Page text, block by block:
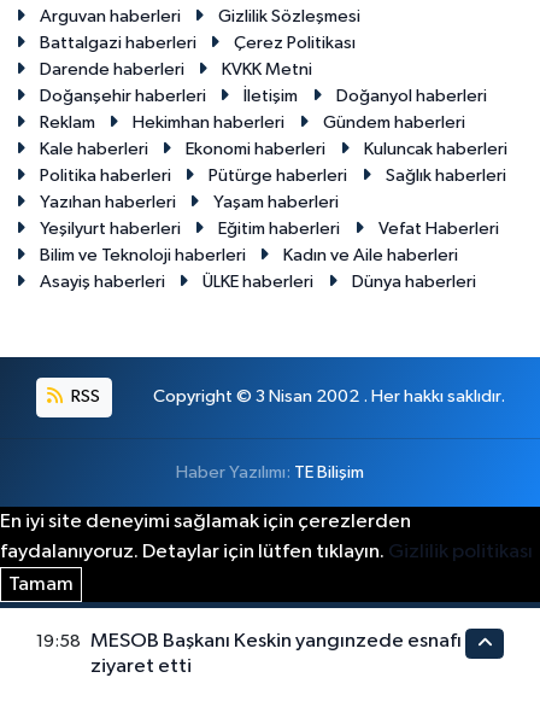
Arguvan haberleri
Gizlilik Sözleşmesi
Battalgazi haberleri
Çerez Politikası
Darende haberleri
KVKK Metni
Doğanşehir haberleri
İletişim
Doğanyol haberleri
Reklam
Hekimhan haberleri
Gündem haberleri
Kale haberleri
Ekonomi haberleri
Kuluncak haberleri
Politika haberleri
Pütürge haberleri
Sağlık haberleri
Yazıhan haberleri
Yaşam haberleri
Yeşilyurt haberleri
Eğitim haberleri
Vefat Haberleri
Bilim ve Teknoloji haberleri
Kadın ve Aile haberleri
Asayiş haberleri
ÜLKE haberleri Dünya haberleri
RSS Copyright © 3 Nisan 2002 . Her hakkı saklıdır.
Haber Yazılımı: TE Bilişim
En iyi site deneyimi sağlamak için çerezlerden
faydalanıyoruz. Detaylar için lütfen tıklayın. Gizlilik politikası
Tamam
19:58
MESOB Başkanı Keskin yangınzede esnafı
ziyaret etti